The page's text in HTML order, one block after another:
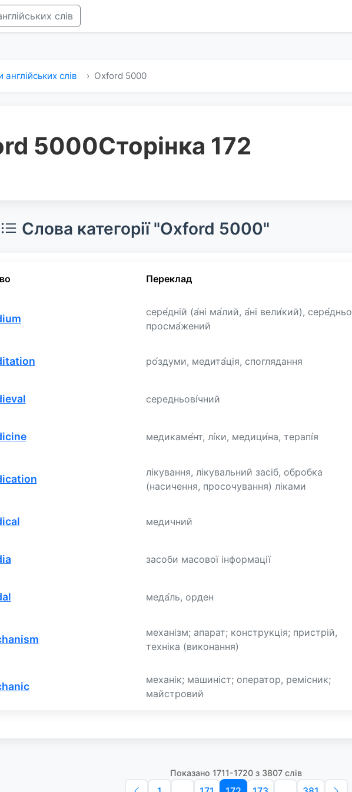
слів
слів Oxford 5000
5000Сторінка 172
Слова категорії "Oxford 5000"
Переклад
сере́дній (а́ні ма́лий, а́ні вели́кий), сере́дньо
просма́жений
ро́здуми, медита́ція, споглядання
середньові́чний
медикаме́нт, лі́ки, медици́на, терапі́я
лікування, лікувальний засіб, обробка
(насичення, просочування) ліками
медичний
засоби масової інформації
меда́ль, орден
механізм; апарат; конструкція; пристрій,
техніка (виконання)
механік; машиніст; оператор, ремісник;
майстровий
Показано 1711-1720 з 3807 слів